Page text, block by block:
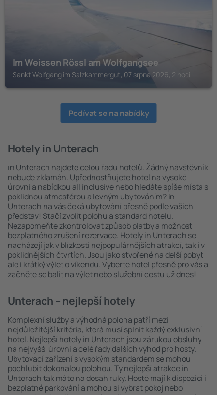
Im Weissen Rössl am Wolfgangsee
Sankt Wolfgang im Salzkammergut, 07 srpna 2026, 2 noci
Podívat se na nabídky
Hotely in Unterach
in Unterach najdete celou řadu hotelů. Žádný návštěvník
nebude zklamán. Upřednostňujete hotel na vysoké
úrovni a nabídkou all inclusive nebo hledáte spíše místa s
poklidnou atmosférou a levným ubytováním? in
Unterach na vás čeká ubytování přesně podle vašich
představ! Stačí zvolit polohu a standard hotelu.
Nezapomeňte zkontrolovat způsob platby a možnost
bezplatného zrušení rezervace. Hotely in Unterach se
nacházejí jak v blízkosti nejpopulárnějších atrakcí, tak i v
poklidnějších čtvrtích. Jsou jako stvořené na delší pobyt
ale i krátký výlet o víkendu. Vyberte hotel přesně pro vás a
začněte se balit na výlet nebo služební cestu už dnes!
Unterach – nejlepší hotely
Komplexní služby a výhodná poloha patří mezi
nejdůležitější kritéria, která musí splnit každý exklusivní
hotel. Nejlepší hotely in Unterach jsou zárukou obsluhy
na nejvyšší úrovni a celé řady dalších výhod pro hosty.
Ubytovací zařízení s vysokým standardem se mohou
pochlubit dokonalou polohou. Ty nejlepší atrakce in
Unterach tak máte na dosah ruky. Hosté mají k dispozici i
bezplatné parkování a mohou si vybrat pokoj nebo